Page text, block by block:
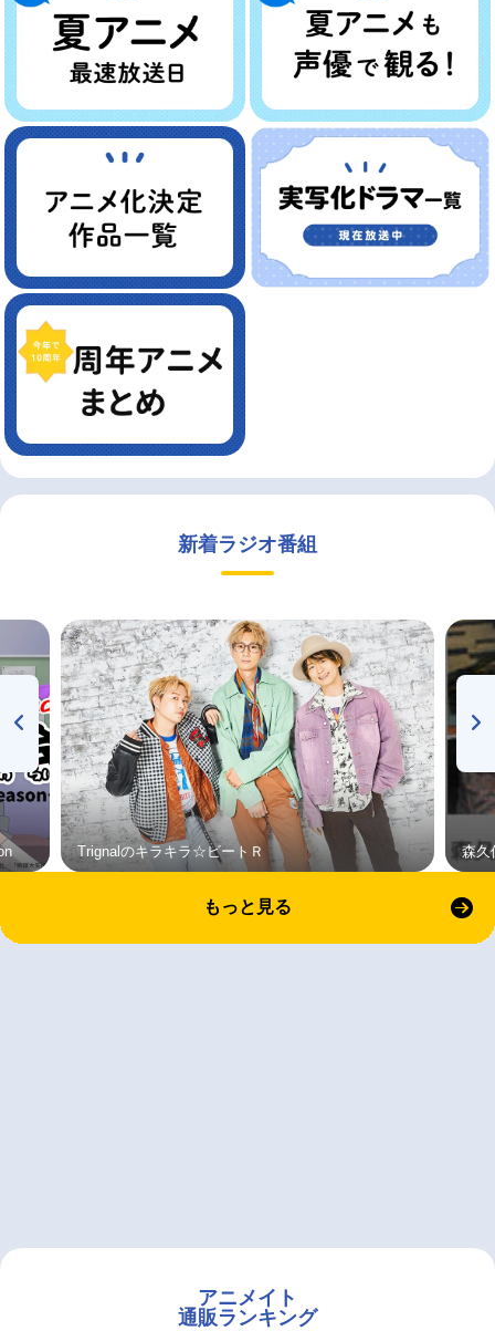
新着ラジオ番組
Trignalのキラキラ☆ビートＲ 森久
もっと見る
アニメイト
通販ランキング